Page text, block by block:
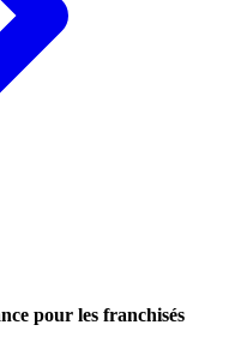
pour les franchisés